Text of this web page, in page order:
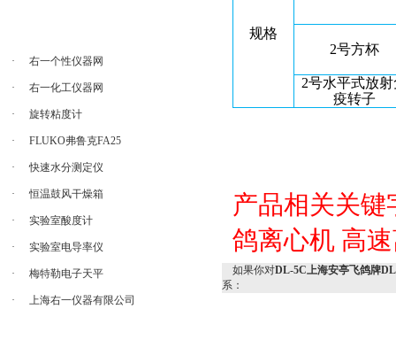
· 右一个性仪器网
· 右一化工仪器网
· 旋转粘度计
· FLUKO弗鲁克FA25
· 快速水分测定仪
· 恒温鼓风干燥箱
· 实验室酸度计
· 实验室电导率仪
· 梅特勒电子天平
· 上海右一仪器有限公司
规格
2号方杯
2号水平式放射
疫转子
产品相关关
鸽离心机 高
如果你对DL-5C上海安亭飞鸽牌
系：